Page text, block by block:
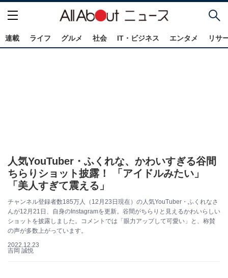
連載 ライフ グルメ 社会 IT・ビジネス エンタメ リサ
人気YouTuber・ふくれな、かわいすぎる谷間
ちらりショット披露！ 「アイドルみたい」
「美人すぎて震える」
チャンネル登録者数185万人（12月23日現在）の人気YouTuber・ふくれなさ
んが12月21日、自身のInstagramを更新。谷間がちらりと見えるかわいらしい
ショットを披露しました。コメントでは「眼力アップして可愛い」と、称賛
の声が多数上がっています。
2022.12.23
吉岡 誠悦